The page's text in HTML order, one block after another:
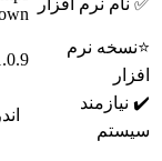
نرم
1.0.9